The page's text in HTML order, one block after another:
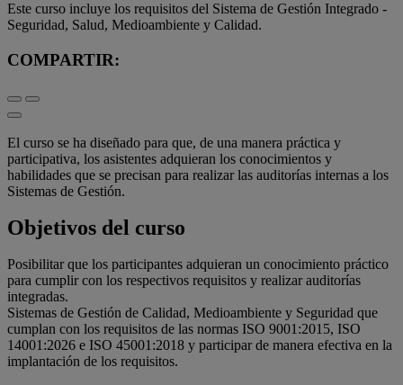
Este curso incluye los requisitos del Sistema de Gestión Integrado -
Seguridad, Salud, Medioambiente y Calidad.
COMPARTIR:
El curso se ha diseñado para que, de una manera práctica y
participativa, los asistentes adquieran los conocimientos y
habilidades que se precisan para realizar las auditorías internas a los
Sistemas de Gestión.
Objetivos del curso
Posibilitar que los participantes adquieran un conocimiento práctico
para cumplir con los respectivos requisitos y realizar auditorías
integradas.
Sistemas de Gestión de Calidad, Medioambiente y Seguridad que
cumplan con los requisitos de las normas ISO 9001:2015, ISO
14001:2026 e ISO 45001:2018 y participar de manera efectiva en la
implantación de los requisitos.